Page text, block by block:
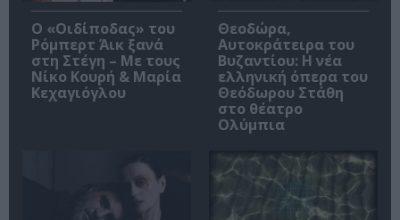
O «Οιδίποδας» του
Ρόμπερτ Άικ ξανά
στη Στέγη – Με τους
Νίκο Κουρή & Μαρία
Κεχαγιόγλου
Θεοδώρα,
Αυτοκράτειρα του
Βυζαντίου: Η νέα
ελληνική όπερα του
Θεόδωρου Στάθη
στο θέατρο
Ολύμπια